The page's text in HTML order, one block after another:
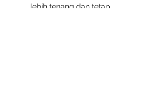
lebih tenang dan tetap